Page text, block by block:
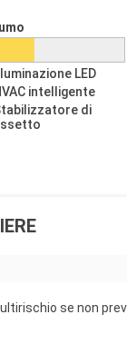
Illuminazione LED
intelligente
di
se non